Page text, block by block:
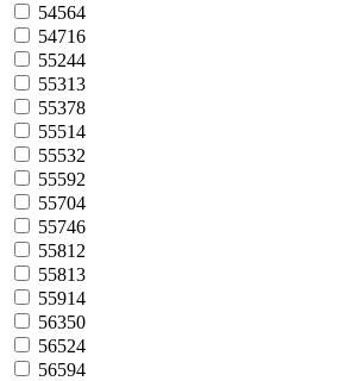
54564
54716
55244
55313
55378
55514
55532
55592
55704
55746
55812
55813
55914
56350
56524
56594